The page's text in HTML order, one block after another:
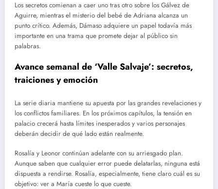
Los secretos comienan a caer uno tras otro sobre los Gálvez de
Aguirre, mientras el misterio del bebé de Adriana alcanza un
punto crítico. Además, Dámaso adquiere un papel todavía más
importante en una trama que promete dejar al público sin
palabras.
Avance semanal de ‘Valle Salvaje’: secretos,
traiciones y emoción
La serie diaria mantiene su apuesta por las grandes revelaciones y
los conflictos familiares. En los próximos capítulos, la tensión en
palacio crecerá hasta límites inesperados y varios personajes
deberán decidir de qué lado están realmente.
Rosalía y Leonor continúan adelante con su arriesgado plan.
Aunque saben que cualquier error puede delatarlas, ninguna está
dispuesta a rendirse. Rosalía, especialmente, tiene claro cuál es su
objetivo: ver a María cueste lo que cueste.